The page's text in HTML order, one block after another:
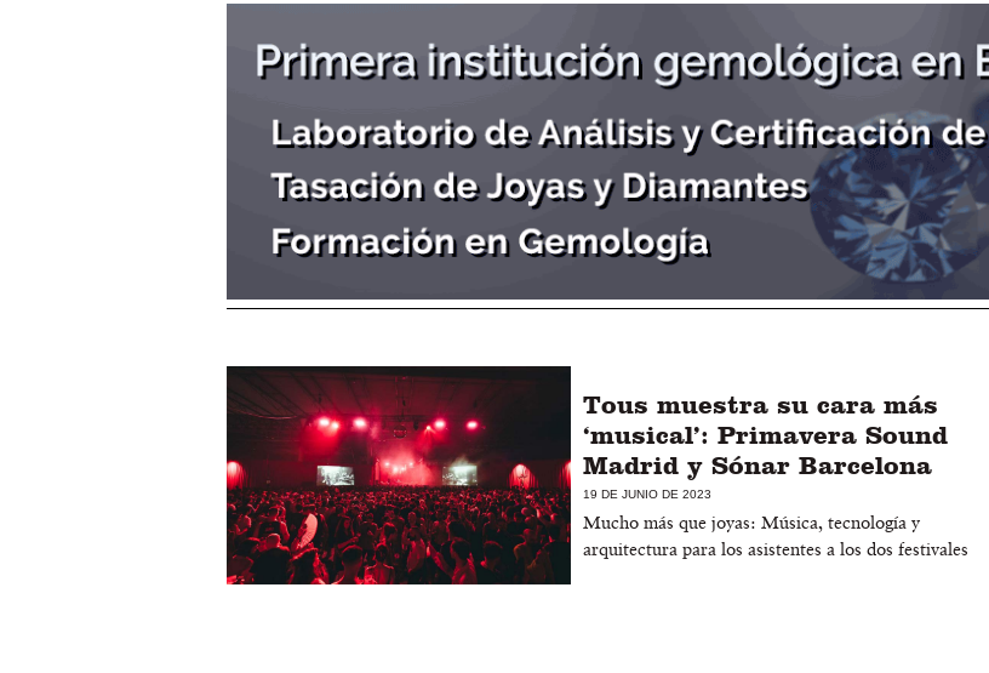
Tous muestra su cara más
‘musical’: Primavera Sound
Madrid y Sónar Barcelona
19 DE JUNIO DE 2023
Mucho más que joyas: Música, tecnología y
arquitectura para los asistentes a los dos festivales